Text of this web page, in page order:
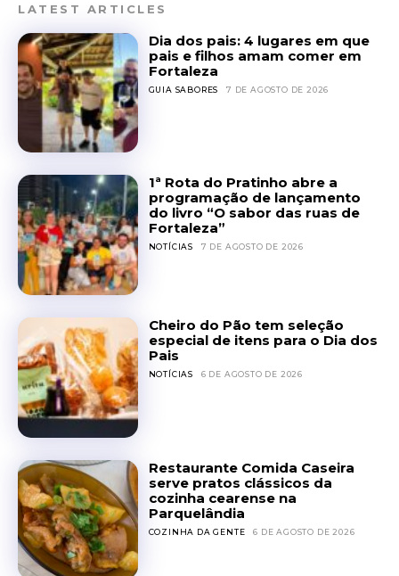
LATEST ARTICLES
Dia dos pais: 4 lugares em que
pais e filhos amam comer em
Fortaleza
GUIA SABORES 7 DE AGOSTO DE 2026
1ª Rota do Pratinho abre a
programação de lançamento
do livro “O sabor das ruas de
Fortaleza”
NOTÍCIAS 7 DE AGOSTO DE 2026
Cheiro do Pão tem seleção
especial de itens para o Dia dos
Pais
NOTÍCIAS 6 DE AGOSTO DE 2026
Restaurante Comida Caseira
serve pratos clássicos da
cozinha cearense na
Parquelândia
COZINHA DA GENTE 6 DE AGOSTO DE 2026